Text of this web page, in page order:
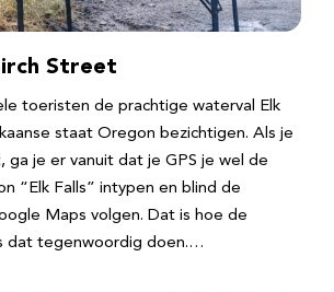
Street
toeristen de prachtige waterval Elk
staat Oregon bezichtigen. Als je
ga je er vanuit dat je GPS je wel de
“Elk Falls” intypen en blind de
Maps volgen. Dat is hoe de
dat tegenwoordig doen.…